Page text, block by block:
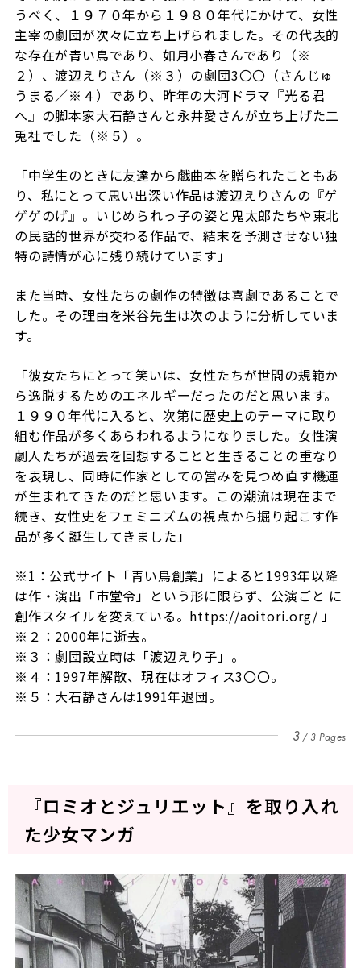
うべく、１９７０年から１９８０年代にかけて、女性
主宰の劇団が次々に立ち上げられました。その代表的
な存在が青い鳥であり、如月小春さんであり（※
２）、渡辺えりさん（※３）の劇団3〇〇（さんじゅ
うまる／※４）であり、昨年の大河ドラマ『光る君
へ』の脚本家大石静さんと永井愛さんが立ち上げた二
兎社でした（※ ５）。
「中学生のときに友達から戯曲本を贈られたこともあ
り、私にとって思い出深い作品は渡辺えりさんの『ゲ
ゲゲのげ』。いじめられっ子の姿と鬼太郎たちや東北
の民話的世界が交わる作品で、結末を予測させない独
特の詩情が心に残り続けています」
また当時、女性たちの劇作の特徴は喜劇であることで
した。その理由を米谷先生は次のように分析していま
す。
「彼女たちにとって笑いは、女性たちが世間の規範か
ら逸脱するためのエネルギーだったのだと思います。
１９９０年代に入ると、次第に歴史上のテーマに取り
組む作品が多くあらわれるようになりました。女性演
劇人たちが過去を回想することと生きることの重なり
を表現し、同時に作家としての営みを見つめ直す機運
が生まれてきたのだと思います。この潮流は現在まで
続き、女性史をフェミニズムの視点から掘り起こす作
品が多く誕生してきました」
※1 ：公式サイト「青い鳥創業」によると 1993年以降
は作・演出「市堂令」という形に限らず、公演ごと に
創作スタイルを変えている。 https://aoitori.org/」
※２： 2000年に逝去。
※３：劇団設立時は「渡辺えり子」。
※４： 1997年解散、現在はオフィス3〇〇。
※ ５：大石静さんは1991年退団。
3 3 Pages
『ロミオとジュリエット』を取り⼊れ
た少⼥マンガ